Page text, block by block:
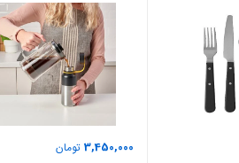
3,450,000 تومان